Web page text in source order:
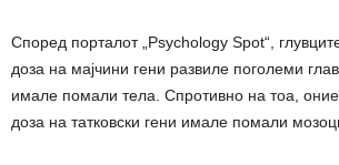
Според порталот „Psychology Spot“,
доза на мајчини гени развиле поголеми
имале помали тела. Спротивно на тоа,
доза на татковски гени имале помали